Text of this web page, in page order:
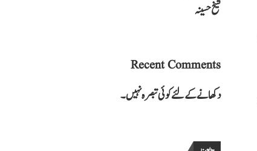
شیخ حسینہ
Recent Comments
دکھانے کے لئے کوئی تبصرہ نہیں۔